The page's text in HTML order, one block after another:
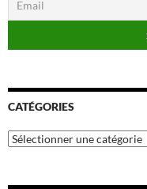
CATÉGORIES
Catégories